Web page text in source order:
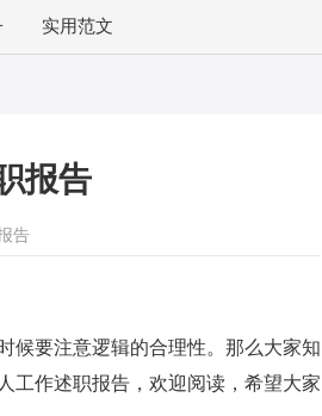
实用范文
报告
告
要注意逻辑的合理性。那么大家知
工作述职报告，欢迎阅读，希望大家